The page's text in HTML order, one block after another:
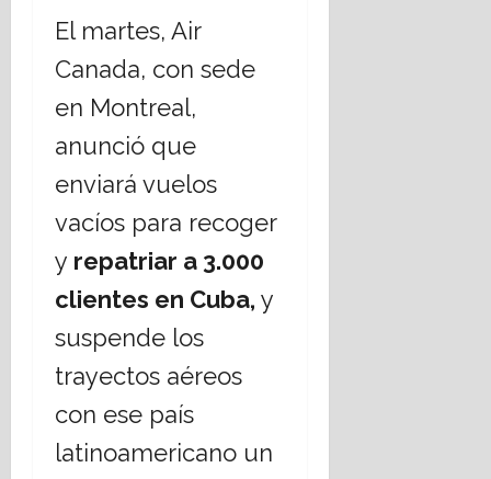
El martes, Air
Canada, con sede
en Montreal,
anunció que
enviará vuelos
vacíos para recoger
y repatriar a 3.000
clientes en Cuba, y
suspende los
trayectos aéreos
con ese país
latinoamericano un